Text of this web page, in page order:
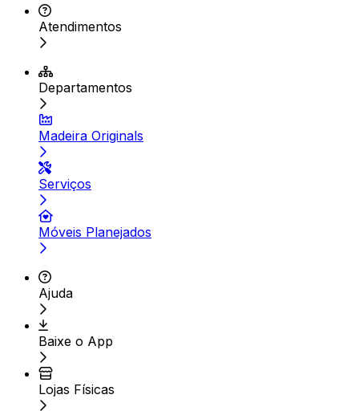
Atendimentos
Departamentos
Madeira Originals
Serviços
Móveis Planejados
Ajuda
Baixe o App
Lojas Físicas